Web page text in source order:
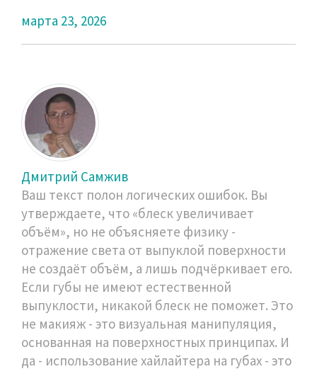
марта 23, 2026
Дмитрий Самжив
Ваш текст полон логических ошибок. Вы
утверждаете, что «блеск увеличивает
объём», но не объясняете физику -
отражение света от выпуклой поверхности
не создаёт объём, а лишь подчёркивает его.
Если губы не имеют естественной
выпуклости, никакой блеск не поможет. Это
не макияж - это визуальная манипуляция,
основанная на поверхностных принципах. И
да - использование хайлайтера на губах - это